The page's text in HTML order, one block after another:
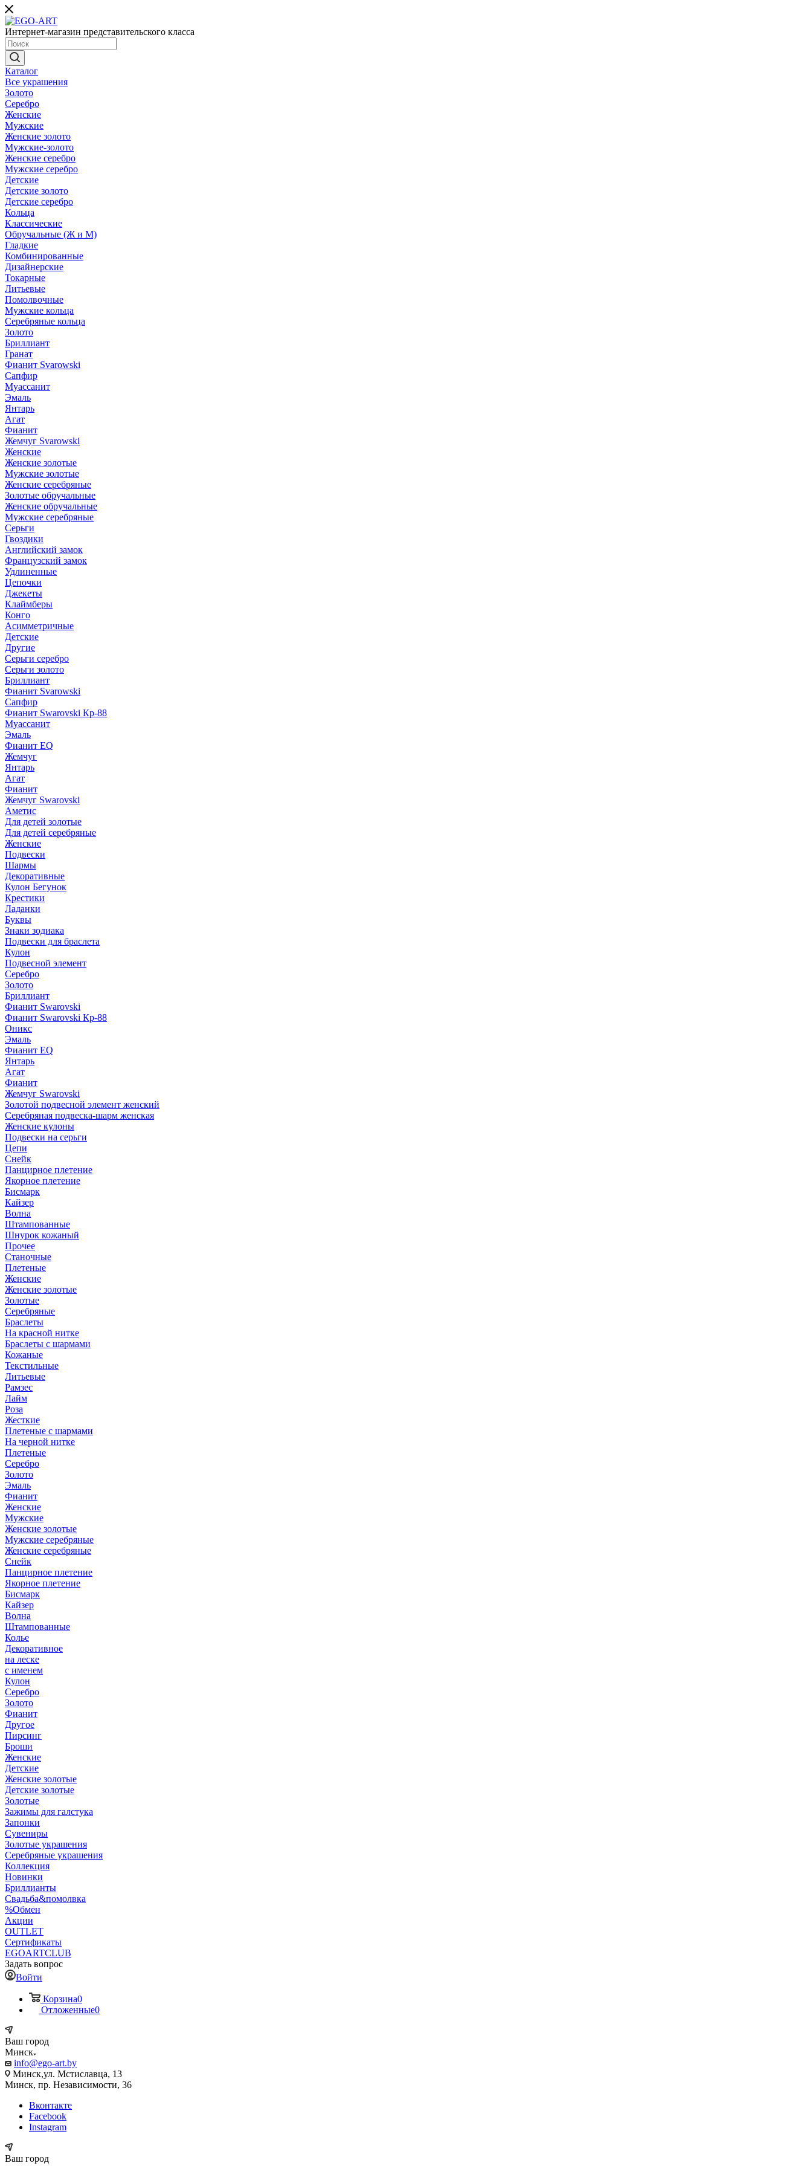
Интернет-магазин представительского класса
Каталог
Все украшения
Золото
Серебро
Женские
Мужские
Женские золото
Мужские-золото
Женские серебро
Мужские серебро
Детские
Детские золото
Детские серебро
Кольца
Классические
Обручальные (Ж и М)
Гладкие
Комбинированные
Дизайнерские
Токарные
Литьевые
Помолвочные
Мужские кольца
Серебряные кольца
Золото
Бриллиант
Гранат
Фианит Svarowski
Сапфир
Муассанит
Эмаль
Янтарь
Агат
Фианит
Жемчуг Svarowski
Женские
Женские золотые
Мужские золотые
Женские серебряные
Золотые обручальные
Женские обручальные
Мужские серебряные
Серьги
Гвоздики
Английский замок
Французский замок
Удлиненные
Цепочки
Джекеты
Клаймберы
Конго
Асимметричные
Детские
Другие
Серьги серебро
Серьги золото
Бриллиант
Фианит Svarowski
Сапфир
Фианит Swarovski Кр-88
Муассанит
Эмаль
Фианит EQ
Жемчуг
Янтарь
Агат
Фианит
Жемчуг Swarovski
Аметис
Для детей золотые
Для детей серебряные
Женские
Подвески
Шармы
Декоративные
Кулон Бегунок
Крестики
Ладанки
Буквы
Знаки зодиака
Подвески для браслета
Кулон
Подвесной элемент
Серебро
Золото
Бриллиант
Фианит Swarovski
Фианит Swarovski Кр-88
Оникс
Эмаль
Фианит EQ
Янтарь
Агат
Фианит
Жемчуг Swarovski
Золотой подвесной элемент женcкий
Серебряная подвеска-шарм женская
Женские кулоны
Подвески на серьги
Цепи
Снейк
Панцирное плетение
Якорное плетение
Бисмарк
Кайзер
Волна
Штампованные
Шнурок кожаный
Прочее
Станочные
Плетеные
Женские
Женские золотые
Золотые
Серебряные
Браслеты
На красной нитке
Браслеты с шармами
Кожаные
Текстильные
Литьевые
Рамзес
Лайм
Роза
Жесткие
Плетеные с шармами
На черной нитке
Плетеные
Серебро
Золото
Эмаль
Фианит
Женские
Мужские
Женские золотые
Мужские серебряные
Женские серебряные
Снейк
Панцирное плетение
Якорное плетение
Бисмарк
Кайзер
Волна
Штампованные
Колье
Декоративное
на леске
с именем
Кулон
Серебро
Золото
Фианит
Другое
Пирсинг
Броши
Женские
Детские
Женские золотые
Детские золотые
Золотые
Зажимы для галстука
Запонки
Сувениры
Золотые украшения
Серебряные украшения
Коллекция
Новинки
Бриллианты
Свадьба&помолвка
%Обмен
Акции
OUTLET
Сертификаты
EGOARTCLUB
Задать вопрос
Войти
Корзина0
Отложенные0
Ваш город
Минск
info@ego-art.by
Минск,ул. Мстиславца, 13
Минск, пр. Независимости, 36
Вконтакте
Facebook
Instagram
Ваш город